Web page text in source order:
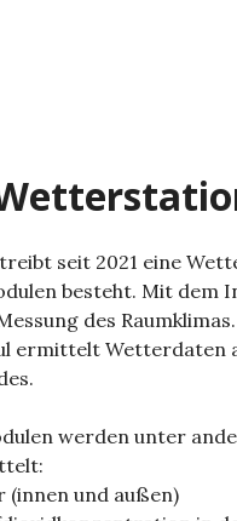
seit 2021 eine
besteht. Mit dem
des
ermittelt Wetterdaten
werden unter
(innen und außen)